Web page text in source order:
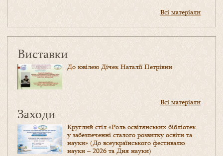
Всі матеріали
Виставки
До ювілею Дічек Наталії Петрівни
Всі матеріали
Заходи
Круглий стіл «Роль освітянських бібліотек
у забезпеченні сталого розвитку освіти та
науки» (До всеукраїнського фестивалю
науки – 2026 та Дня науки)